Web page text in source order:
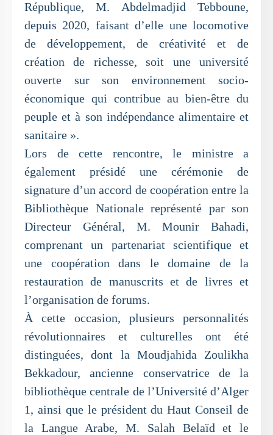
République, M. Abdelmadjid Tebboune,
depuis 2020, faisant d’elle une locomotive
de développement, de créativité et de
création de richesse, soit une université
ouverte sur son environnement socio-
économique qui contribue au bien-être du
peuple et à son indépendance alimentaire et
sanitaire ».
Lors de cette rencontre, le ministre a
également présidé une cérémonie de
signature d’un accord de coopération entre la
Bibliothèque Nationale représenté par son
Directeur Général, M. Mounir Bahadi,
comprenant un partenariat scientifique et
une coopération dans le domaine de la
restauration de manuscrits et de livres et
l’organisation de forums.
À cette occasion, plusieurs personnalités
révolutionnaires et culturelles ont été
distinguées, dont la Moudjahida Zoulikha
Bekkadour, ancienne conservatrice de la
bibliothèque centrale de l’Université d’Alger
1, ainsi que le président du Haut Conseil de
la Langue Arabe, M. Salah Belaïd et le